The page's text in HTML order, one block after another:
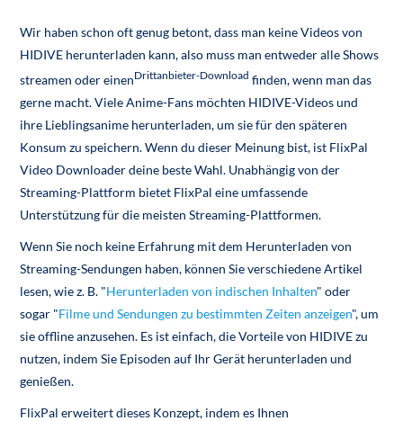
Wir haben schon oft genug betont, dass man keine Videos von
HIDIVE herunterladen kann, also muss man entweder alle Shows
streamen oder einenDrittanbieter-Download finden, wenn man das
gerne macht. Viele Anime-Fans möchten HIDIVE-Videos und
ihre Lieblingsanime herunterladen, um sie für den späteren
Konsum zu speichern. Wenn du dieser Meinung bist, ist FlixPal
Video Downloader deine beste Wahl. Unabhängig von der
Streaming-Plattform bietet FlixPal eine umfassende
Unterstützung für die meisten Streaming-Plattformen.
Wenn Sie noch keine Erfahrung mit dem Herunterladen von
Streaming-Sendungen haben, können Sie verschiedene Artikel
lesen, wie z. B. "Herunterladen von indischen Inhalten" oder
sogar "Filme und Sendungen zu bestimmten Zeiten anzeigen", um
sie offline anzusehen. Es ist einfach, die Vorteile von HIDIVE zu
nutzen, indem Sie Episoden auf Ihr Gerät herunterladen und
genießen.
FlixPal erweitert dieses Konzept, indem es Ihnen